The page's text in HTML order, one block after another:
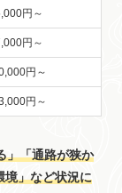
円～
円～
円～
円～
」「通路が狭か
境」など状況に